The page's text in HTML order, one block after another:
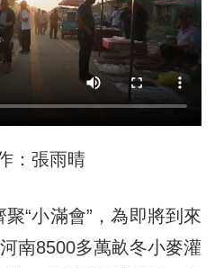
：張雨晴
小滿會”，為即將到來
南8500多萬畝冬小麥灌